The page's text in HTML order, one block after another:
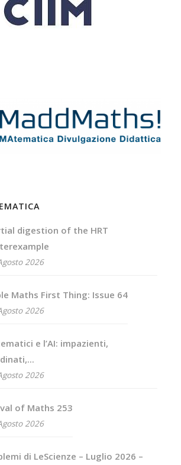
digestion of the HRT
2026
Maths First Thing: Issue 64
2026
e l’AI: impazienti,
2026
of Maths 253
2026
di LeScienze – Luglio 2026 –